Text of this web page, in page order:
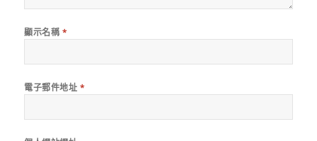
顯示名稱 *
電子郵件地址 *